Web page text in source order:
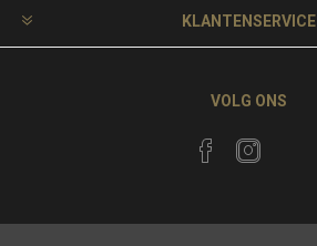
KLANTENSERVICE
VOLG ONS